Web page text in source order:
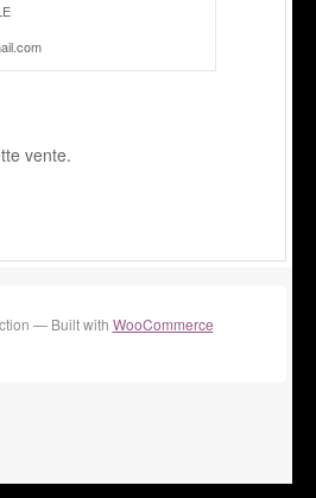
vente.
— Built with WooCommerce